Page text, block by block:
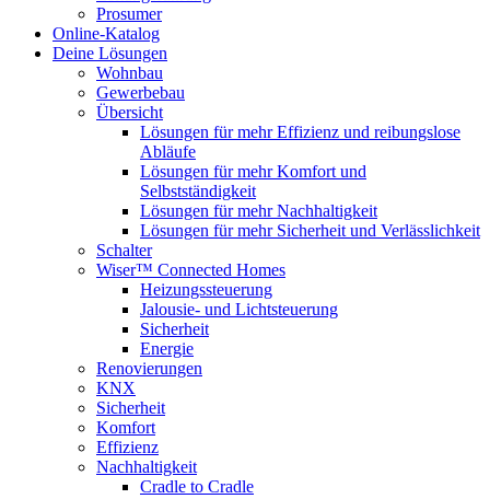
Prosumer
Online-Katalog
Deine Lösungen
Wohnbau
Gewerbebau
Übersicht
Lösungen für mehr Effizienz und reibungslose
Abläufe
Lösungen für mehr Komfort und
Selbstständigkeit
Lösungen für mehr Nachhaltigkeit
Lösungen für mehr Sicherheit und Verlässlichkeit
Schalter
Wiser™ Connected Homes
Heizungssteuerung
Jalousie- und Lichtsteuerung
Sicherheit
Energie
Renovierungen
KNX
Sicherheit
Komfort
Effizienz
Nachhaltigkeit
Cradle to Cradle